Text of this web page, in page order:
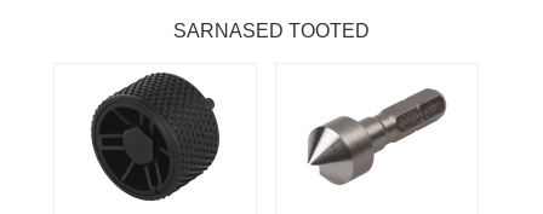
SARNASED TOOTED